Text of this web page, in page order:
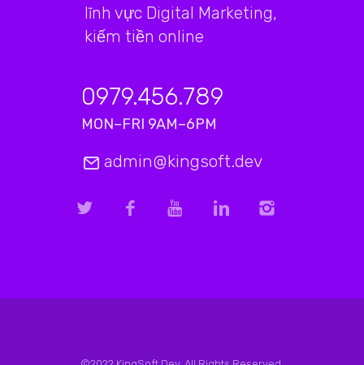
lĩnh vực Digital Marketing,
kiếm tiền online
0979.456.789
MON–FRI 9AM–6PM
admin@kingsoft.dev